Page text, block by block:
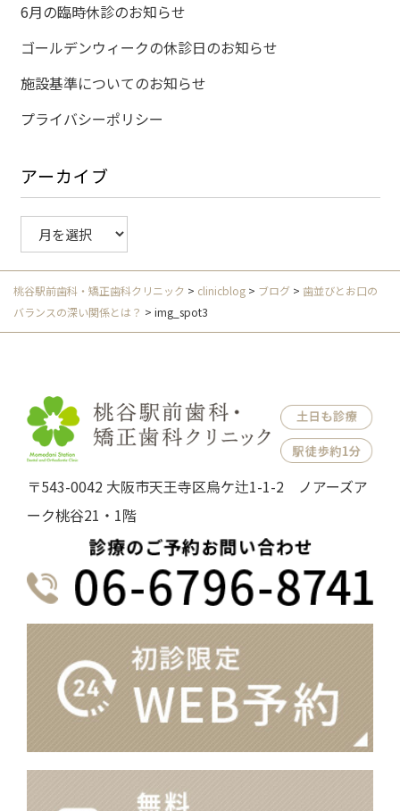
6月の臨時休診のお知らせ
ゴールデンウィークの休診日のお知らせ
施設基準についてのお知らせ
プライバシーポリシー
アーカイブ
ー
カ
イ
ブ
桃谷駅前歯科・矯正歯科クリニック > clinicblog > ブログ > 歯並びとお口の
バランスの深い関係とは？ > img_spot3
〒543-0042 大阪市天王寺区烏ケ辻1-1-2 ノアーズア
ーク桃谷21・1階